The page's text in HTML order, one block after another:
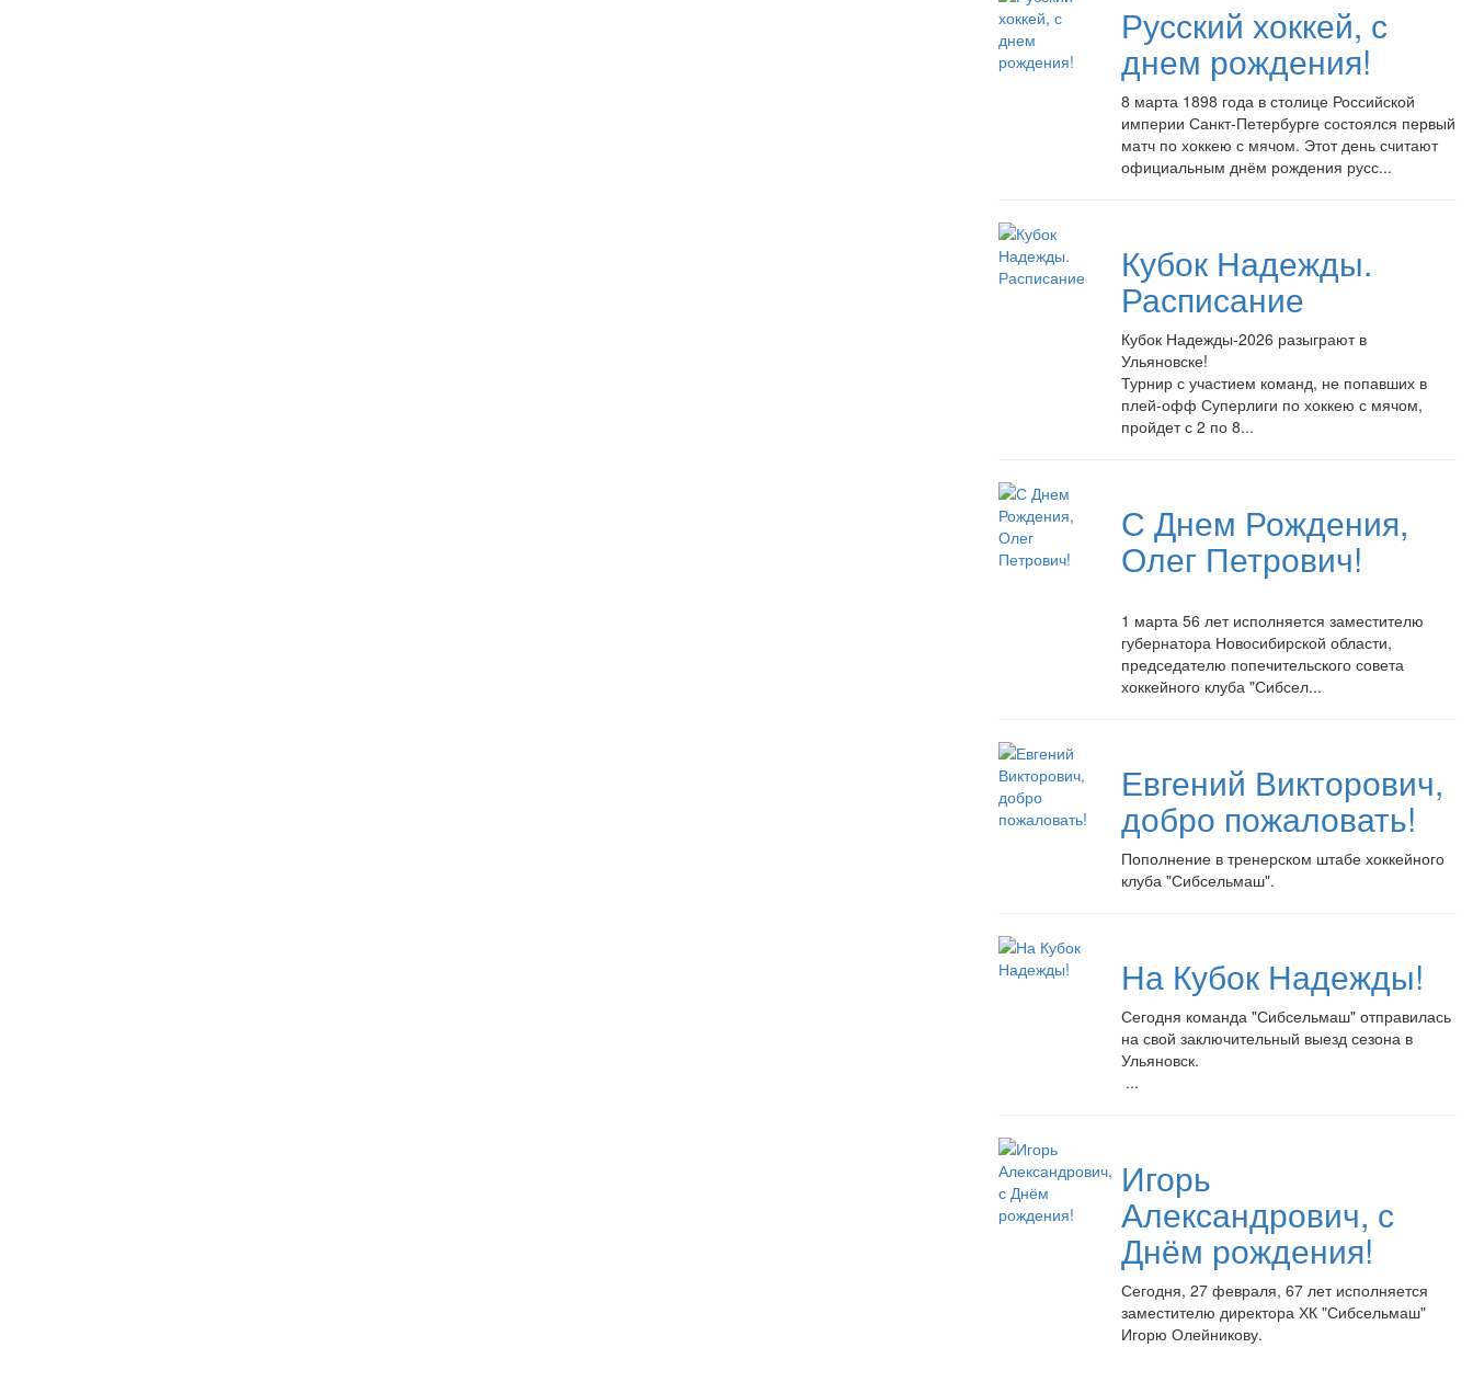
Русский хоккей, с
днем рождения!
8 марта 1898 года в столице Российской
империи Санкт-Петербурге состоялся первый
матч по хоккею с мячом. Этот день считают
официальным днём рождения русс...
Кубок Надежды.
Расписание
Кубок Надежды-2026 разыграют в
Ульяновске!
Турнир с участием команд, не попавших в
плей-офф Суперлиги по хоккею с мячом,
пройдет с 2 по 8...
С Днем Рождения,
Олег Петрович!
1 марта 56 лет исполняется заместителю
губернатора Новосибирской области,
председателю попечительского совета
хоккейного клуба "Сибсел...
Евгений Викторович,
добро пожаловать!
Пополнение в тренерском штабе хоккейного
клуба "Сибсельмаш".
На Кубок Надежды!
Сегодня команда "Сибсельмаш" отправилась
на свой заключительный выезд сезона в
Ульяновск.
...
Игорь
Александрович, с
Днём рождения!
Сегодня, 27 февраля, 67 лет исполняется
заместителю директора ХК "Сибсельмаш"
Игорю Олейникову.